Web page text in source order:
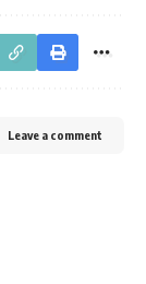
Leave a comment